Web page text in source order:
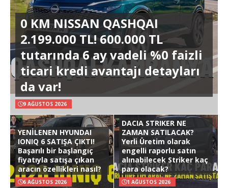
0 KM NISSAN QASHQAI
2.199.000 TL! 600.000 TL
tutarında 6 ay vadeli %0 faizli
ticari kredi avantajı detayları
da var!
9 AĞUSTOS 2026
YENİLENEN HYUNDAI
IONIQ 6 SATIŞA ÇIKTI!
Başarılı bir başlangıç
fiyatıyla satışa çıkan
aracın özellikleri nasıl?
6 AĞUSTOS 2026
DACIA STRIKER NE
ZAMAN SATILACAK?
Yerli Üretim olarak
engelli raporlu satın
alınabilecek Striker kaç
para olacak?
1 AĞUSTOS 2026